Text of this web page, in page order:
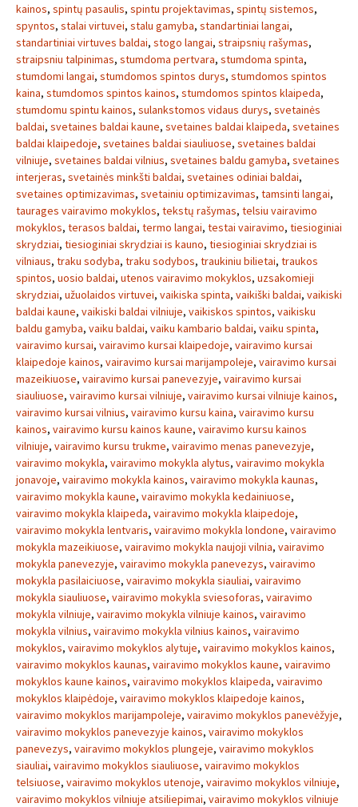
kainos, spintų pasaulis, spintu projektavimas, spintų sistemos,
spyntos, stalai virtuvei, stalu gamyba, standartiniai langai,
standartiniai virtuves baldai, stogo langai, straipsnių rašymas,
straipsniu talpinimas, stumdoma pertvara, stumdoma spinta,
stumdomi langai, stumdomos spintos durys, stumdomos spintos
kaina, stumdomos spintos kainos, stumdomos spintos klaipeda,
stumdomu spintu kainos, sulankstomos vidaus durys, svetainės
baldai, svetaines baldai kaune, svetaines baldai klaipeda, svetaines
baldai klaipedoje, svetaines baldai siauliuose, svetaines baldai
vilniuje, svetaines baldai vilnius, svetaines baldu gamyba, svetaines
interjeras, svetainės minkšti baldai, svetaines odiniai baldai,
svetaines optimizavimas, svetainiu optimizavimas, tamsinti langai,
taurages vairavimo mokyklos, tekstų rašymas, telsiu vairavimo
mokyklos, terasos baldai, termo langai, testai vairavimo, tiesioginiai
skrydziai, tiesioginiai skrydziai is kauno, tiesioginiai skrydziai is
vilniaus, traku sodyba, traku sodybos, traukiniu bilietai, traukos
spintos, uosio baldai, utenos vairavimo mokyklos, uzsakomieji
skrydziai, užuolaidos virtuvei, vaikiska spinta, vaikiški baldai, vaikiski
baldai kaune, vaikiski baldai vilniuje, vaikiskos spintos, vaikisku
baldu gamyba, vaiku baldai, vaiku kambario baldai, vaiku spinta,
vairavimo kursai, vairavimo kursai klaipedoje, vairavimo kursai
klaipedoje kainos, vairavimo kursai marijampoleje, vairavimo kursai
mazeikiuose, vairavimo kursai panevezyje, vairavimo kursai
siauliuose, vairavimo kursai vilniuje, vairavimo kursai vilniuje kainos,
vairavimo kursai vilnius, vairavimo kursu kaina, vairavimo kursu
kainos, vairavimo kursu kainos kaune, vairavimo kursu kainos
vilniuje, vairavimo kursu trukme, vairavimo menas panevezyje,
vairavimo mokykla, vairavimo mokykla alytus, vairavimo mokykla
jonavoje, vairavimo mokykla kainos, vairavimo mokykla kaunas,
vairavimo mokykla kaune, vairavimo mokykla kedainiuose,
vairavimo mokykla klaipeda, vairavimo mokykla klaipedoje,
vairavimo mokykla lentvaris, vairavimo mokykla londone, vairavimo
mokykla mazeikiuose, vairavimo mokykla naujoji vilnia, vairavimo
mokykla panevezyje, vairavimo mokykla panevezys, vairavimo
mokykla pasilaiciuose, vairavimo mokykla siauliai, vairavimo
mokykla siauliuose, vairavimo mokykla sviesoforas, vairavimo
mokykla vilniuje, vairavimo mokykla vilniuje kainos, vairavimo
mokykla vilnius, vairavimo mokykla vilnius kainos, vairavimo
mokyklos, vairavimo mokyklos alytuje, vairavimo mokyklos kainos,
vairavimo mokyklos kaunas, vairavimo mokyklos kaune, vairavimo
mokyklos kaune kainos, vairavimo mokyklos klaipeda, vairavimo
mokyklos klaipėdoje, vairavimo mokyklos klaipedoje kainos,
vairavimo mokyklos marijampoleje, vairavimo mokyklos panevėžyje,
vairavimo mokyklos panevezyje kainos, vairavimo mokyklos
panevezys, vairavimo mokyklos plungeje, vairavimo mokyklos
siauliai, vairavimo mokyklos siauliuose, vairavimo mokyklos
telsiuose, vairavimo mokyklos utenoje, vairavimo mokyklos vilniuje,
vairavimo mokyklos vilniuje atsiliepimai, vairavimo mokyklos vilniuje